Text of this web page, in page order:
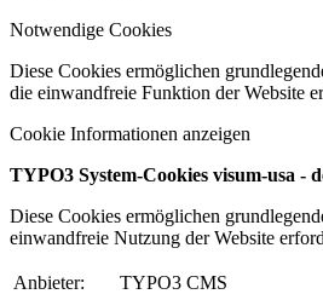
Notwendige Cookies
Diese Cookies ermöglichen
die einwandfreie Funktion der Website
Cookie Informationen anzeigen
TYPO3 System-Cookies visum-usa -
Diese Cookies ermöglichen
einwandfreie Nutzung der Website
Anbieter:
TYPO3 CMS